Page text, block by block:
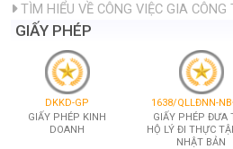
TÌM HIỂU VỀ CÔNG VIỆC GIA CÔNG
GIẤY PHÉP
DKKD-GP
GIẤY PHÉP KINH
DOANH
1638/QLLĐNN-
GIẤY PHÉP ĐƯA
HỘ LÝ ĐI THỰC
NHẬT BẢN